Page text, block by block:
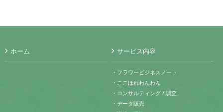
ホーム サービス内容
・フラワービジネスノート
・ここほれわんわん
・コンサルティング / 調査
・データ販売